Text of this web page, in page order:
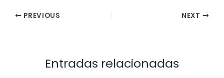
PREVIOUS NEXT
Entradas relacionadas